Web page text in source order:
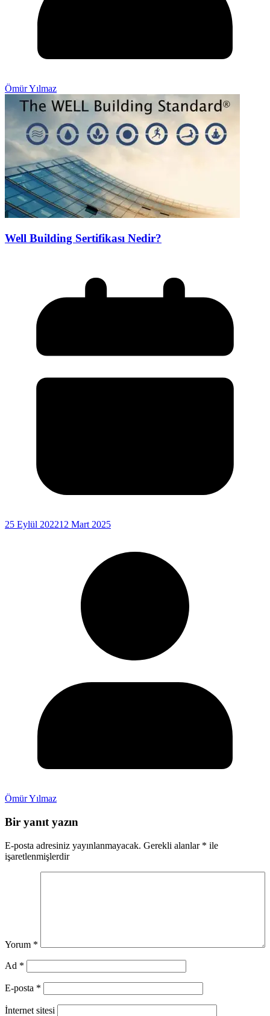
Ömür Yılmaz
Well Building Sertifikası Nedir?
25 Eylül 202212 Mart 2025
Ömür Yılmaz
Bir yanıt yazın
E-posta adresiniz yayınlanmayacak. Gerekli alanlar * ile
işaretlenmişlerdir
Yorum *
Ad *
E-posta *
İnternet sitesi